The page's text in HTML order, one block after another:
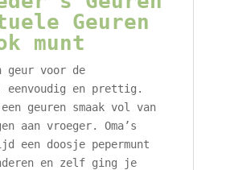
Geuren
munt
geur voor de
eenvoudig en prettig.
geuren smaak vol van
aan vroeger. Oma’s
een doosje pepermunt
en zelf ging je